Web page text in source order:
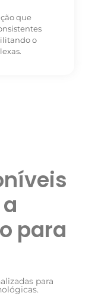
que
o
para
para